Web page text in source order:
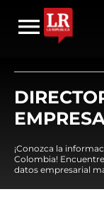
¡Conozca la
Colombia!
datos empresarial